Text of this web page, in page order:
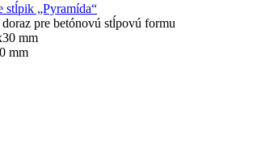
stĺpik „Pyramída“
pre betónovú stĺpovú formu
mm
mm